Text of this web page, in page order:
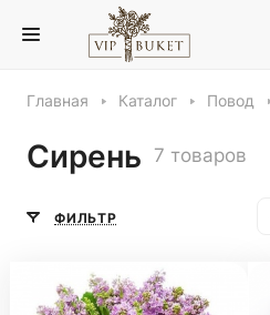
Главная Каталог Повод
Сирень 7 товаров
ФИЛЬТР